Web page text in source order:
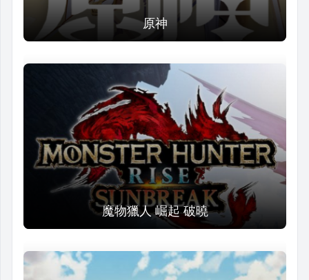
原神
魔物獵人 崛起 破曉